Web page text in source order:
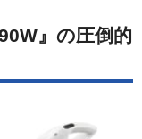
』の圧倒的